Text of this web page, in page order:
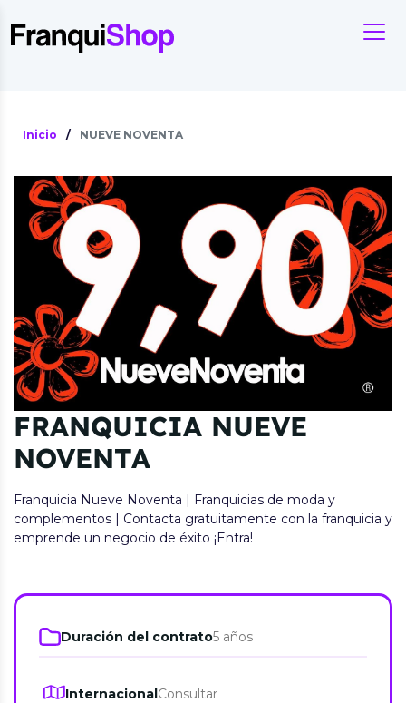
Inicio / NUEVE NOVENTA
FRANQUICIA NUEVE
NOVENTA
Franquicia Nueve Noventa | Franquicias de moda y
complementos | Contacta gratuitamente con la franquicia y
emprende un negocio de éxito ¡Entra!
Duración del contrato5 años
InternacionalConsultar